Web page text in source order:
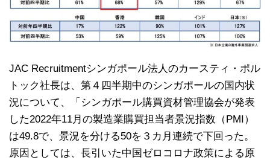
JAC Recruitmentシンガポール法人のカースティ・ポル
トック社長は、第４四半期中のシンガポールの国内状
況について、「シンガポール購買資材管理協会が発表
した2022年11月の製造業購買担当者景況指数（PMI）
は49.8で、景況を分ける50を３カ月連続で下回った。
原因としては、長引いた中国ゼロコロナ政策による原